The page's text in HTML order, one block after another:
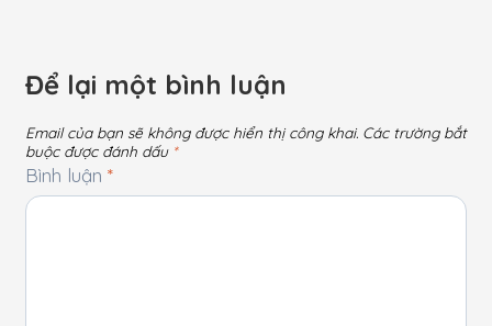
Để lại một bình luận
Email của bạn sẽ không được hiển thị công khai. Các trường bắt
buộc được đánh dấu *
Bình luận *